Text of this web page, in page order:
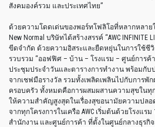
สังคมองค์รวม และประเทศไทย”
ด้วยความโดดเด่นของพอร์ทโฟลิโอที่หลากหลา
New Normal บริษัทได้สร้างสรรค์ “AWC INFINITE
ขีดจำกัด ด้วยความอิสระและยืดหยุ่นในการใช้ชี
รวบรวม “ออฟฟิศ – บ้าน – โรงแรม – ศูนย์การค้า
ประชุมประจำวันและตารางการทำงาน พร้อมกับ
จากเชฟมือรางวัล รวมทั้งเพลิดเพลินไปกับการพั
ครอบครัว ทั้งหมดคือการผสมผสานความสุขในทุ
ให้ความสำคัญสูงสุดในเรื่องสุขอนามัยความปล
จากทุกโครงการในเครือ AWC เริ่มต้นด้วยโรงแรม
สำนักงาน และศูนย์การค้า ที่ตั้งในศูนย์กลางธุรกิ